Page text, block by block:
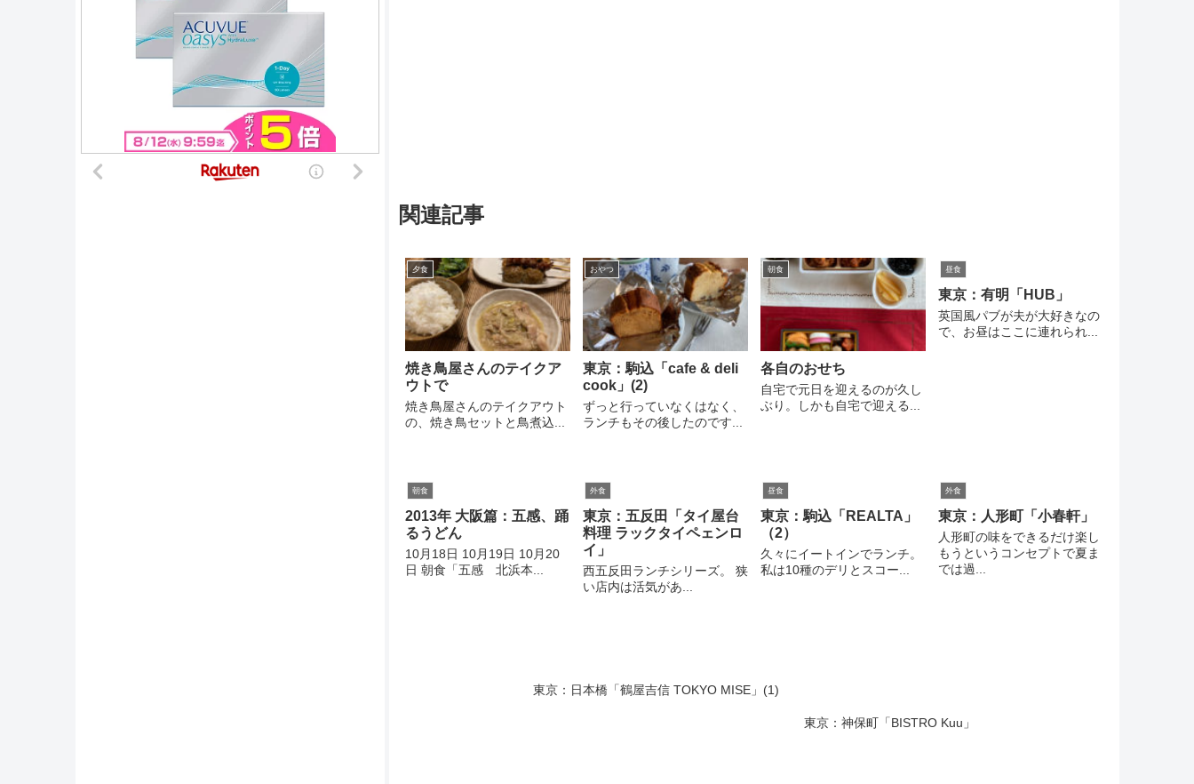
関連記事
夕食
焼き鳥屋さんのテイクア
ウトで
焼き鳥屋さんのテイクアウト
の、焼き鳥セットと鳥煮込...
おやつ
東京：駒込「cafe & deli
cook」(2)
ずっと行っていなくはなく、
ランチもその後したのです...
朝食
各自のおせち
自宅で元日を迎えるのが久し
ぶり。しかも自宅で迎える...
昼食
東京：有明「HUB」
英国風パブが夫が大好きなの
で、お昼はここに連れられ...
朝食
2013年 大阪篇：五感、踊
るうどん
10月18日 10月19日 10月20
日 朝食「五感 北浜本...
外食
東京：五反田「タイ屋台
料理 ラックタイペェンロ
イ」
西五反田ランチシリーズ。 狭
い店内は活気があ...
昼食
東京：駒込「REALTA」
（2）
久々にイートインでランチ。
私は10種のデリとスコー...
外食
東京：人形町「小春軒」
人形町の味をできるだけ楽し
もうというコンセプトで夏ま
では過...
東京：日本橋「鶴屋吉信 TOKYO MISE」(1)
東京：神保町「BISTRO Kuu」